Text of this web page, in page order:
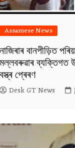
Assamese News
বানপীড়িত
ব্যক্তিগত
প্ৰেৰণ
Desk GT News